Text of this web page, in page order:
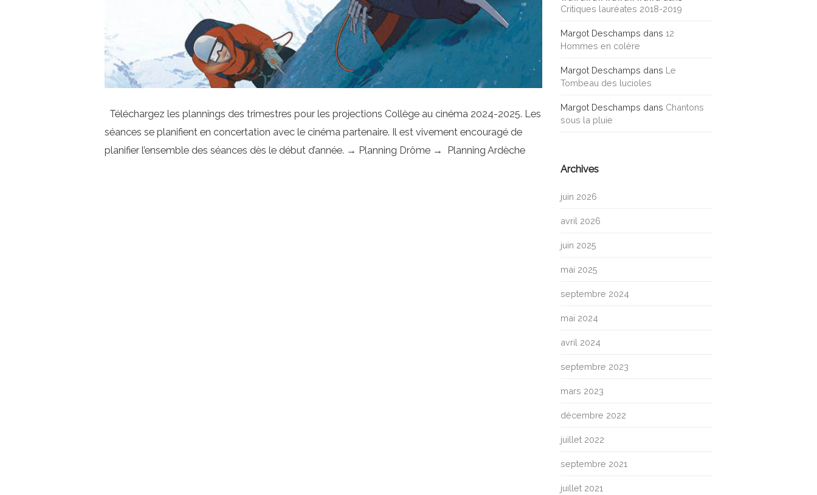
Téléchargez les plannings des trimestres pour les projections Collège au cinéma 2024-2025. Les
séances se planifient en concertation avec le cinéma partenaire. Il est vivement encouragé de
planifier l’ensemble des séances dès le début d’année. → Planning Drôme → Planning Ardèche
Critiques lauréates 2018-2019
Margot Deschamps dans 12
Hommes en colère
Margot Deschamps dans Le
Tombeau des lucioles
Margot Deschamps dans Chantons
sous la pluie
Archives
juin 2026
avril 2026
juin 2025
mai 2025
septembre 2024
mai 2024
avril 2024
septembre 2023
mars 2023
décembre 2022
juillet 2022
septembre 2021
juillet 2021